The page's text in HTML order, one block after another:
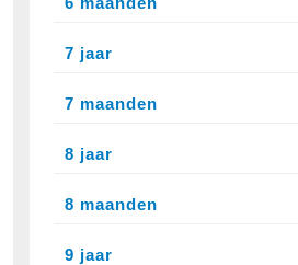
7 jaar
7 maanden
8 jaar
8 maanden
9 jaar